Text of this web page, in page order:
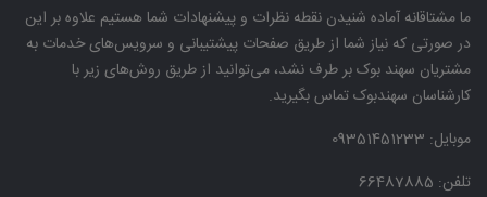
ما مشتاقانه آماده شنیدن نقطه نظرات و پیشنهادات شما هستیم علاوه بر این
در صورتی که نیاز شما از طریق صفحات پیشتیبانی و سرویس‌های خدمات به
مشتریان سهند بوک بر طرف نشد، می‌توانید از طریق روش‌های زیر با
کارشناسان سهندبوک تماس بگیرید.
موبایل:
تلفن: 66487885